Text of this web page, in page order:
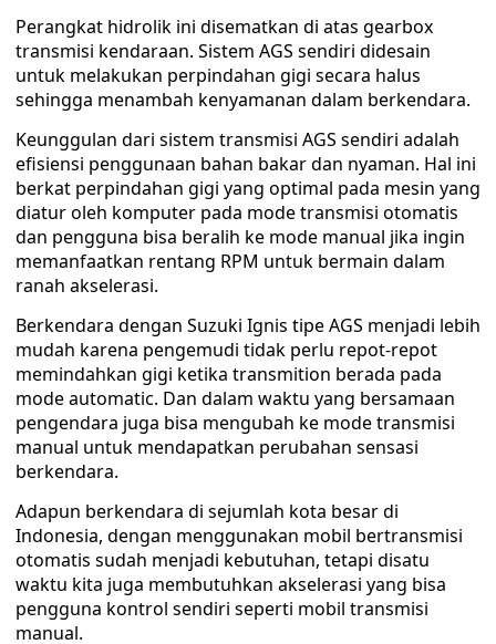
Perangkat hidrolik ini disematkan di atas gearbox
transmisi kendaraan. Sistem AGS sendiri didesain
untuk melakukan perpindahan gigi secara halus
sehingga menambah kenyamanan dalam berkendara.
Keunggulan dari sistem transmisi AGS sendiri adalah
efisiensi penggunaan bahan bakar dan nyaman. Hal ini
berkat perpindahan gigi yang optimal pada mesin yang
diatur oleh komputer pada mode transmisi otomatis
dan pengguna bisa beralih ke mode manual jika ingin
memanfaatkan rentang RPM untuk bermain dalam
ranah akselerasi.
Berkendara dengan Suzuki Ignis tipe AGS menjadi lebih
mudah karena pengemudi tidak perlu repot-repot
memindahkan gigi ketika transmition berada pada
mode automatic. Dan dalam waktu yang bersamaan
pengendara juga bisa mengubah ke mode transmisi
manual untuk mendapatkan perubahan sensasi
berkendara.
Adapun berkendara di sejumlah kota besar di
Indonesia, dengan menggunakan mobil bertransmisi
otomatis sudah menjadi kebutuhan, tetapi disatu
waktu kita juga membutuhkan akselerasi yang bisa
pengguna kontrol sendiri seperti mobil transmisi
manual.